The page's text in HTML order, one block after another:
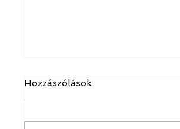
Hozzászólások